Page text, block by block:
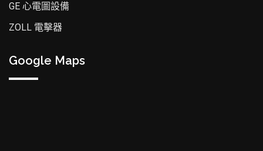
GE 心電圖設備
ZOLL 電擊器
Google Maps